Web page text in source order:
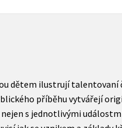
dětem ilustrují talentovaní
příběhu vytvářejí
s jednotlivými